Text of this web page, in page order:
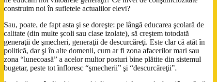
construim noi în sufletele actualilor elevi?
Sau, poate, de fapt asta şi se doreşte: pe lângă educarea şcolară de
calitate (din multe şcoli sau clase izolate), să creştem totodată
generaţii de şmecheri, generaţii de descurcăreţi. Este clar că atât în
politică, dar şi în alte domenii, cum ar fi zona afacerilor mari sau
zona “lunecoasă” a acelor multor posturi bine plătite din sistemul
bugetar, peste tot înfloresc “şmecherii” şi “descurcăreţii”.